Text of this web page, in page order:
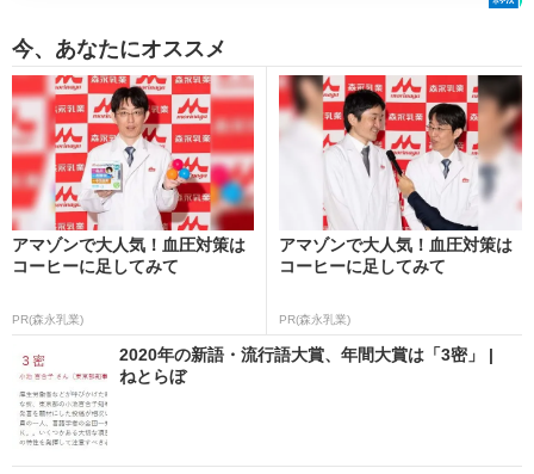
今、あなたにオススメ
アマゾンで大人気！血圧対策は
コーヒーに足してみて
PR(森永乳業)
アマゾンで大人気！血圧対策は
コーヒーに足してみて
PR(森永乳業)
2020年の新語・流行語大賞、年間大賞は「3密」 |
ねとらぼ